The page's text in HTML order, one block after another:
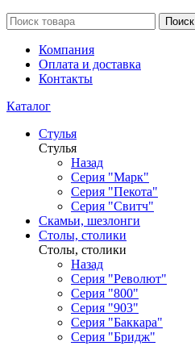
Поиск
Компания
Оплата и доставка
Контакты
Каталог
Стулья
Стулья
Назад
Серия "Марк"
Серия "Пекота"
Серия "Свитч"
Скамьи, шезлонги
Столы, столики
Столы, столики
Назад
Серия "Револют"
Серия "800"
Серия "903"
Серия "Баккара"
Серия "Бридж"